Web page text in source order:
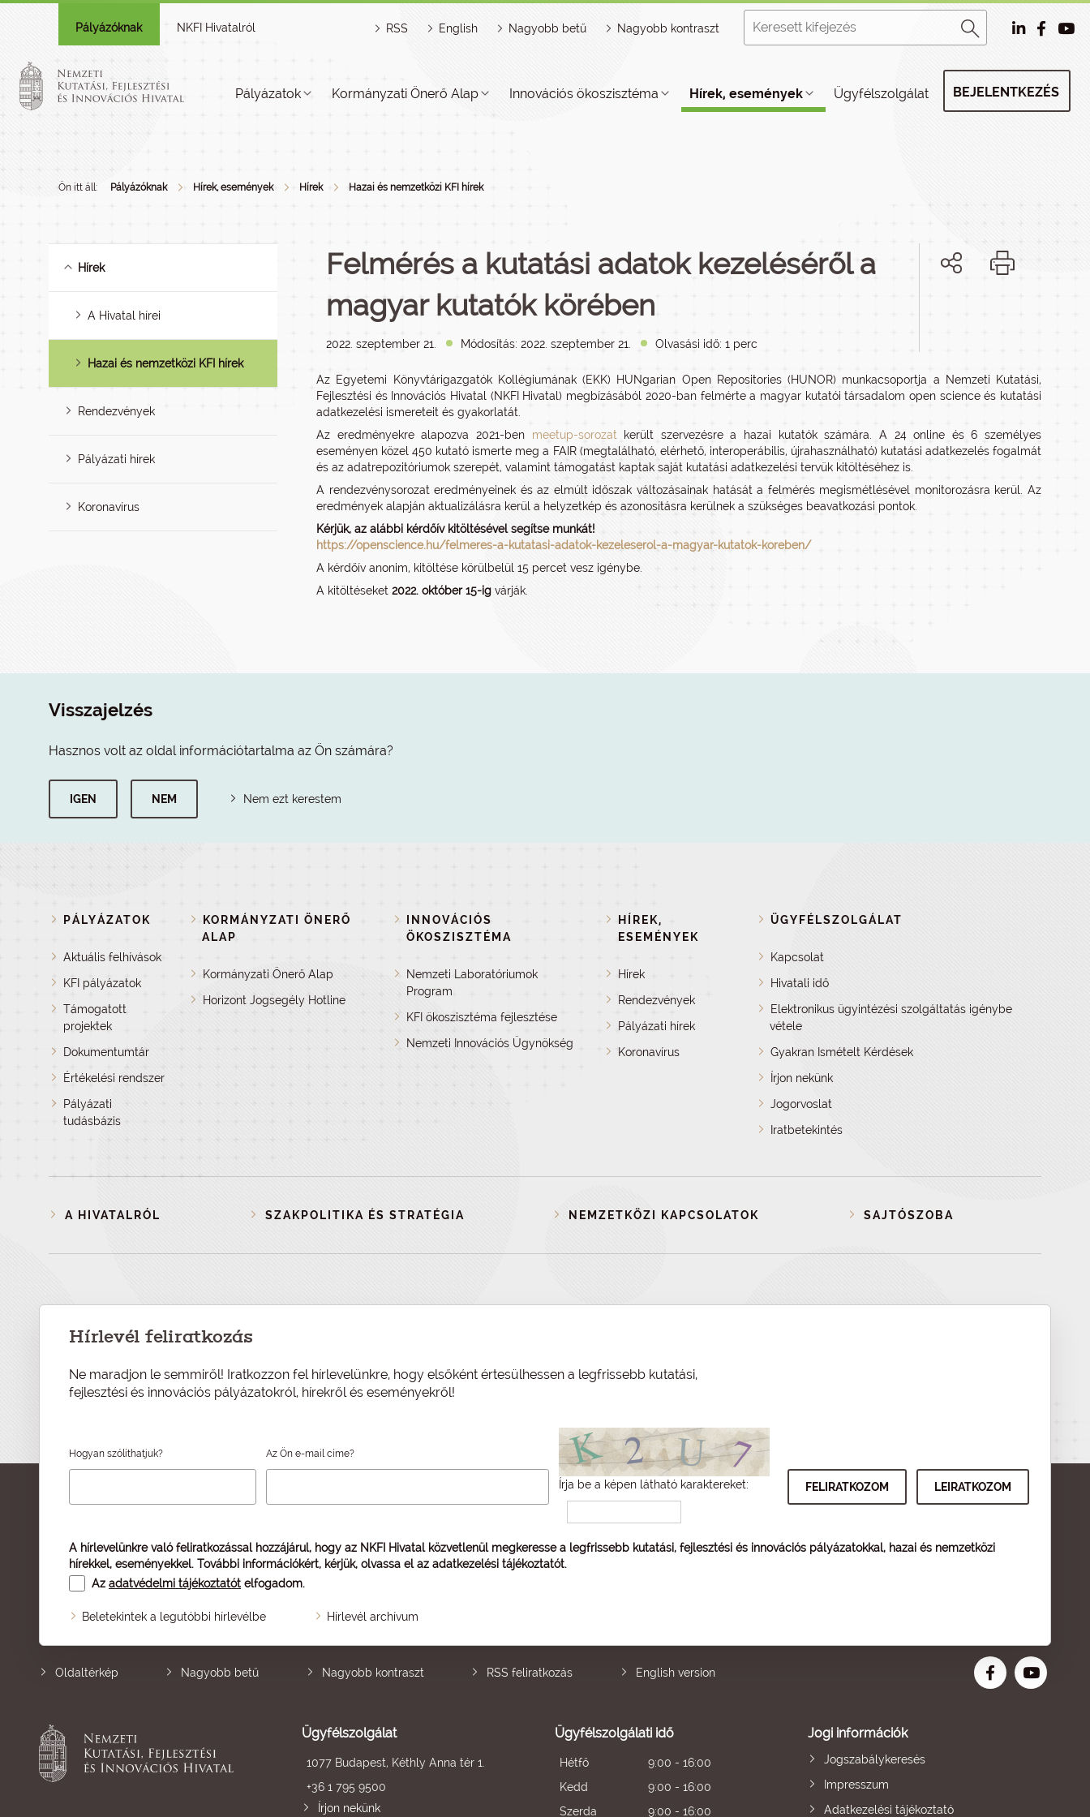
Pályázóknak NKFI Hivatalról RSS English Nagyobb betű Nagyobb kontraszt
Pályázatok Kormányzati Önerő Alap Innovációs ökoszisztéma Hírek, események Ügyfélszolgálat BEJELENTKEZÉS
Ön itt áll: Pályázóknak Hírek, események Hírek Hazai és nemzetközi KFI hírek
Hírek
A Hivatal hírei
Hazai és nemzetközi KFI hírek
Rendezvények
Pályázati hírek
Koronavírus
Felmérés a kutatási adatok kezeléséről a
magyar kutatók körében
2022. szeptember 21. Módosítás: 2022. szeptember 21. Olvasási idő: 1 perc
Az Egyetemi Könyvtárigazgatók Kollégiumának (EKK) HUNgarian Open Repositories (HUNOR) munkacsoportja a Nemzeti Kutatási,
Fejlesztési és Innovációs Hivatal (NKFI Hivatal) megbízásából 2020-ban felmérte a magyar kutatói társadalom open science és kutatási
adatkezelési ismereteit és gyakorlatát.
Az eredményekre alapozva 2021-ben meetup-sorozat került szervezésre a hazai kutatók számára. A 24 online és 6 személyes
eseményen közel 450 kutató ismerte meg a FAIR (megtalálható, elérhető, interoperábilis, újrahasználható) kutatási adatkezelés fogalmát
és az adatrepozitóriumok szerepét, valamint támogatást kaptak saját kutatási adatkezelési tervük kitöltéséhez is.
A rendezvénysorozat eredményeinek és az elmúlt időszak változásainak hatását a felmérés megismétlésével monitorozásra kerül. Az
eredmények alapján aktualizálásra kerül a helyzetkép és azonosításra kerülnek a szükséges beavatkozási pontok.
Kérjük, az alábbi kérdőív kitöltésével segítse munkát!
https://openscience.hu/felmeres-a-kutatasi-adatok-kezeleserol-a-magyar-kutatok-koreben/
A kérdőív anonim, kitöltése körülbelül 15 percet vesz igénybe.
A kitöltéseket 2022. október 15-ig várják.
Visszajelzés
Hasznos volt az oldal információtartalma az Ön számára?
IGEN NEM Nem ezt kerestem
PÁLYÁZATOK
Aktuális felhívások
KFI pályázatok
Támogatott
projektek
Dokumentumtár
Értékelési rendszer
Pályázati
tudásbázis
KORMÁNYZATI ÖNERŐ
ALAP
Kormányzati Önerő Alap
Horizont Jogsegély Hotline
INNOVÁCIÓS
ÖKOSZISZTÉMA
Nemzeti Laboratóriumok
Program
KFI ökoszisztéma fejlesztése
Nemzeti Innovációs Ügynökség
HÍREK,
ESEMÉNYEK
Hírek
Rendezvények
Pályázati hírek
Koronavírus
ÜGYFÉLSZOLGÁLAT
Kapcsolat
Hivatali idő
Elektronikus ügyintézési szolgáltatás igénybe
vétele
Gyakran Ismételt Kérdések
Írjon nekünk
Jogorvoslat
Iratbetekintés
A HIVATALRÓL SZAKPOLITIKA ÉS STRATÉGIA NEMZETKÖZI KAPCSOLATOK SAJTÓSZOBA
Hírlevél feliratkozás
Ne maradjon le semmiről! Iratkozzon fel hírlevelünkre, hogy elsőként értesülhessen a legfrissebb kutatási,
fejlesztési és innovációs pályázatokról, hírekről és eseményekről!
Hogyan szólíthatjuk? Az Ön e-mail címe?
Írja be a képen látható karaktereket:
A hírlevelünkre való feliratkozással hozzájárul, hogy az NKFI Hivatal közvetlenül megkeresse a legfrissebb kutatási, fejlesztési és innovációs pályázatokkal, hazai és nemzetközi
hírekkel, eseményekkel. További információkért, kérjük, olvassa el az adatkezelési tájékoztatót.
Az adatvédelmi tájékoztatót elfogadom.
Beletekintek a legutóbbi hírlevélbe Hírlevél archívum
Oldaltérkép Nagyobb betű Nagyobb kontraszt RSS feliratkozás English version
Ügyfélszolgálat
1077 Budapest, Kéthly Anna tér 1.
+36 1 795 9500
Írjon nekünk
Ügyfélszolgálati idő
Hétfő
9:00 - 16:00
Kedd
9:00 - 16:00
Szerda
9:00 - 16:00
Jogi információk
Jogszabálykeresés
Impresszum
Adatkezelési tájékoztató